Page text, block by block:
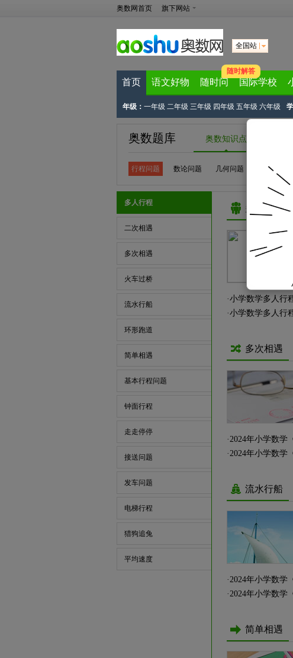
奥数网首页 旗下网站
全国站
首页 语文好物 随时问
随时解答
国际学校
年级： 一年级 二年级 三年级 四年级 五年级 六年级
奥数题库 奥数知识点 奥数
行程问题 数论问题 几何问题 计数问题
多人行程
二次相遇
多次相遇
火车过桥
流水行船
环形跑道
简单相遇
基本行程问题
钟面行程
走走停停
接送问题
发车问题
电梯行程
猎狗追兔
平均速度
多人行程
·小学数学多人行
·小学数学多人行
多次相遇
·2024年小学数学
·2024年小学数学
流水行船
·2024年小学数学
·2024年小学数学
简单相遇